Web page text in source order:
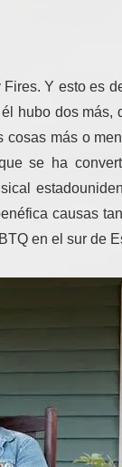
Y esto es
hubo dos más,
más o
se ha
causas
en el sur de